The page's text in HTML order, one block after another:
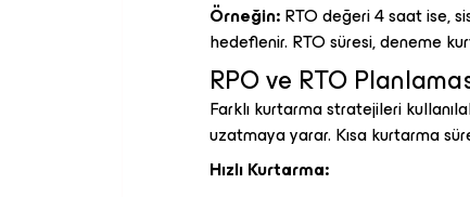
Örneğin:RTO değeri 4 saat ise,
hedeflenir. RTO süresi, deneme
RPO ve RTO
Farklı kurtarma stratejileri
uzatmaya yarar. Kısa kurtarma
Hızlı Kurtarma: